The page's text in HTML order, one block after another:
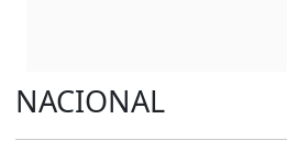
NACIONAL